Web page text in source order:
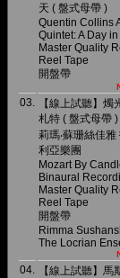
天 ( 盤式母帶 )
Quentin Collins
Quintet: A Day
Master Quality
Reel Tape
開盤帶
03.
【線上試聽】燭
札特 ( 盤式母帶 )
莉瑪‧蘇珊絲佳
利亞樂團
Mozart By
Binaural
Master Quality
Reel Tape
開盤帶
Rimma
The Locrian
04.
【線上試聽】馬